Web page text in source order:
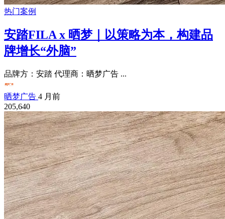
热门案例
安踏FILA x 晒梦｜以策略为本，构建品
牌增长“外脑”
品牌方：安踏 代理商：晒梦广告 ...
晒梦广告 4 月前
205,640